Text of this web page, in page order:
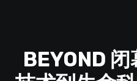
BEYOND